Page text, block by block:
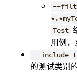
--
Test
用例
--include-
的测试类别